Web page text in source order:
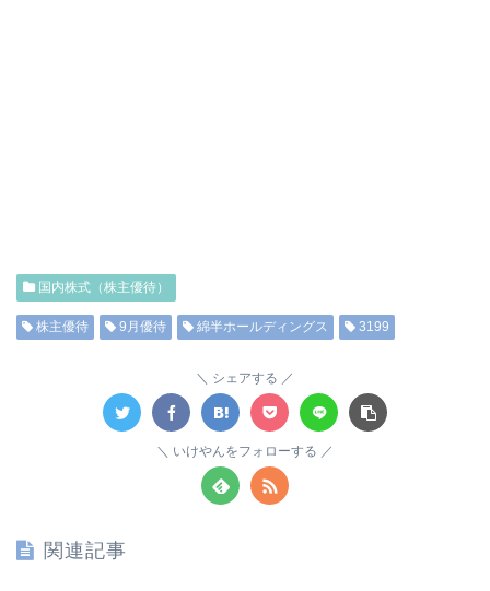
国内株式（株主優待）
株主優待 9月優待 綿半ホールディングス 3199
シェアする
いけやんをフォローする
関連記事